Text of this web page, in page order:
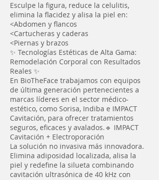
Esculpe la figura, reduce la celulitis,
elimina la flacidez y alisa la piel en:
<Abdomen y flancos
<Cartucheras y caderas
<Piernas y brazos
✨ Tecnologías Estéticas de Alta Gama:
Remodelación Corporal con Resultados
Reales ✨
En BioTheFace trabajamos con equipos
de última generación pertenecientes a
marcas líderes en el sector médico-
estético, como Sorisa, Indiba e IMPACT
Cavitación, para ofrecer tratamientos
seguros, eficaces y avalados.🔹 IMPACT
Cavitación + Electroporación
La solución no invasiva más innovadora.
Elimina adiposidad localizada, alisa la
piel y redefine la silueta combinando
cavitación ultrasónica de 40 kHz con